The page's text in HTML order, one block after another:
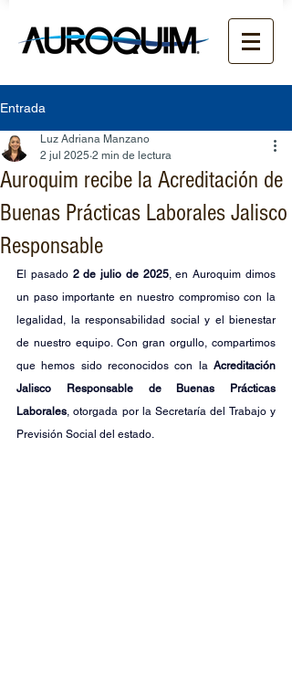
Entrada
Auroquim recibe la Acreditación de
Buenas Prácticas Laborales Jalisco
Responsable
Luz Adriana Manzano
2 jul 2025 2 min de lectura
El pasado 2 de julio de 2025, en Auroquim dimos
un paso importante en nuestro compromiso con la
legalidad, la responsabilidad social y el bienestar
de nuestro equipo. Con gran orgullo, compartimos
que hemos sido reconocidos con la Acreditación
Jalisco Responsable de Buenas Prácticas
Laborales, otorgada por la Secretaría del Trabajo y
Previsión Social del estado.